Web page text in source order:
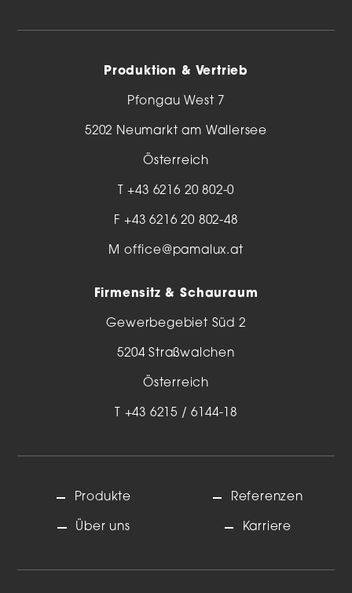
Produktion & Vertrieb
Pfongau West 7
5202 Neumarkt am Wallersee
Österreich
T+43 6216 20 802-0
F +43 6216 20 802-48
M office@pamalux.at
Firmensitz & Schauraum
Gewerbegebiet Süd 2
5204 Straßwalchen
Österreich
T +43 6215 / 6144-18
Produkte
Über uns
Referenzen
Karriere